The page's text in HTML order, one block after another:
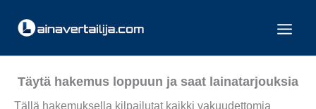
sisältöön
Täytä hakemus loppuun ja saat lainatarjouksia
Tällä hakemuksella kilpailutat kaikki vakuudettomia